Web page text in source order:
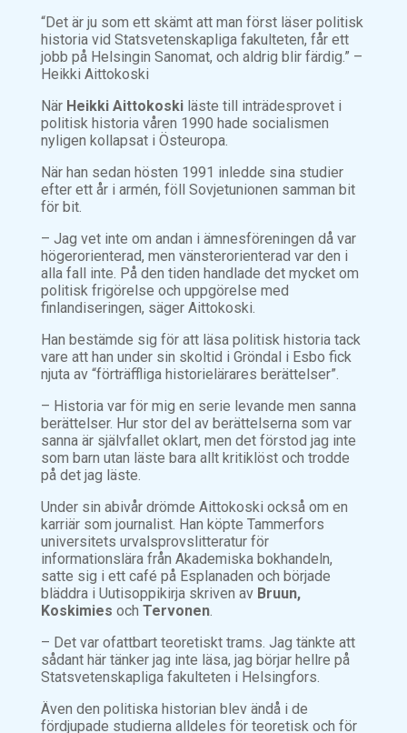
“Det är ju som ett skämt att man först läser politisk
historia vid Statsvetenskapliga fakulteten, får ett
jobb på Helsingin Sanomat, och aldrig blir färdig.” –
Heikki Aittokoski
När Heikki Aittokoskiläste till inträdesprovet i
politisk historia våren 1990 hade socialismen
nyligen kollapsat i Östeuropa.
När han sedan hösten 1991 inledde sina studier
efter ett år i armén, föll Sovjetunionen samman bit
för bit.
– Jag vet inte om andan i ämnesföreningen då var
högerorienterad, men vänsterorienterad var den i
alla fall inte. På den tiden handlade det mycket om
politisk frigörelse och uppgörelse med
finlandiseringen, säger Aittokoski.
Han bestämde sig för att läsa politisk historia tack
vare att han under sin skoltid i Gröndal i Esbo fick
njuta av “förträffliga historielärares berättelser”.
– Historia var för mig en serie levande men sanna
berättelser. Hur stor del av berättelserna som var
sanna är självfallet oklart, men det förstod jag inte
som barn utan läste bara allt kritiklöst och trodde
på det jag läste.
Under sin abivår drömde Aittokoski också om en
karriär som journalist. Han köpte Tammerfors
universitets urvalsprovslitteratur för
informationslära från Akademiska bokhandeln,
satte sig i ett café på Esplanaden och började
bläddra i Uutisoppikirja skriven av Bruun,
Koskimies och Tervonen.
– Det var ofattbart teoretiskt trams. Jag tänkte att
sådant här tänker jag inte läsa, jag börjar hellre på
Statsvetenskapliga fakulteten i Helsingfors.
Även den politiska historian blev ändå i de
fördjupade studierna alldeles för teoretisk och för